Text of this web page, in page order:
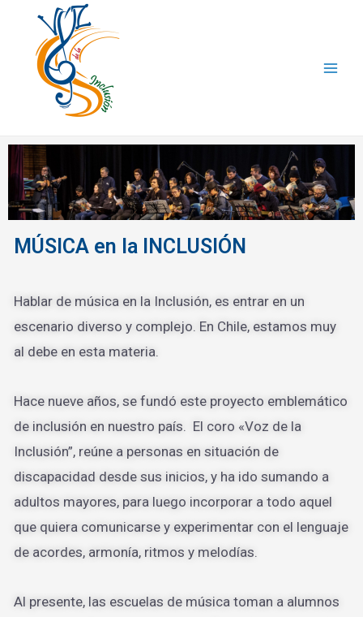
MÚSICA en la INCLUSIÓN
Hablar de música en la Inclusión, es entrar en un
escenario diverso y complejo. En Chile, estamos muy
al debe en esta materia.
Hace nueve años, se fundó este proyecto emblemático
de inclusión en nuestro país. El coro «Voz de la
Inclusión”, reúne a personas en situación de
discapacidad desde sus inicios, y ha ido sumando a
adultos mayores, para luego incorporar a todo aquel
que quiera comunicarse y experimentar con el lenguaje
de acordes, armonía, ritmos y melodías.
Al presente, las escuelas de música toman a alumnos